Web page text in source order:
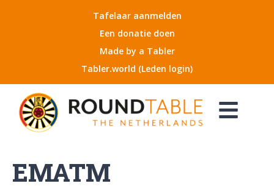
Tafelaar aanmelden
Een donatie doen
Made by a Tabler
Tabler.world (Leden login)
EMATM